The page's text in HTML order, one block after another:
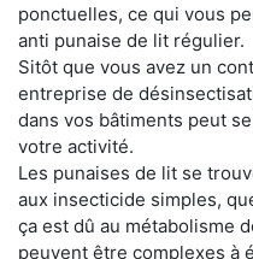
ponctuelles, ce qui vous
anti punaise de lit régulier.
Sitôt que vous avez un
entreprise de
dans vos bâtiments peut
votre activité.
Les punaises de lit se
aux insecticide simples,
ça est dû au métabolisme
peuvent être complexes à